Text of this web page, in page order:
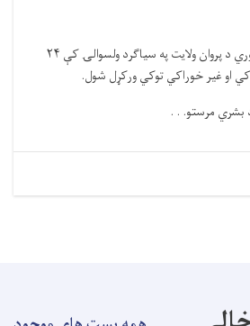
د افغاني سرې میاشتې له لوري د پروان ولایت په سیاګرد ولسوالۍ کې ۲۴
او غیر خوراکي توکي ورکړل شول.
بشري مرستو. . .